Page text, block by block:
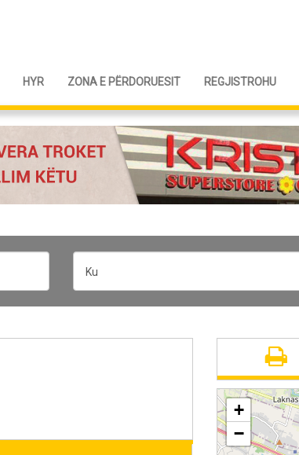
HYR ZONA E PËRDORUESIT REGJISTROHU
Ku
+
−